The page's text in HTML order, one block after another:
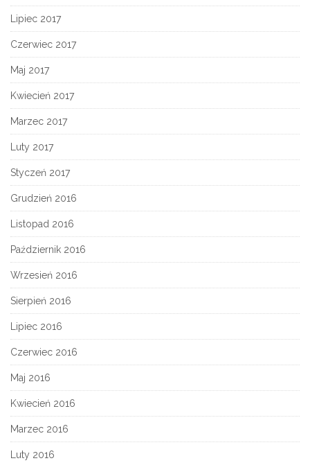
Lipiec 2017
Czerwiec 2017
Maj 2017
Kwiecień 2017
Marzec 2017
Luty 2017
Styczeń 2017
Grudzień 2016
Listopad 2016
Październik 2016
Wrzesień 2016
Sierpień 2016
Lipiec 2016
Czerwiec 2016
Maj 2016
Kwiecień 2016
Marzec 2016
Luty 2016